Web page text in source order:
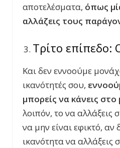
αποτελέσματα, όπως
αλλάζεις τους
Τρίτο επίπεδο:
Και δεν εννοούμε
ικανότητές σου,
μπορείς να κάνεις
λοιπόν, το να
να μην είναι εφικτό, αν
ικανότητα να αλλάξεις